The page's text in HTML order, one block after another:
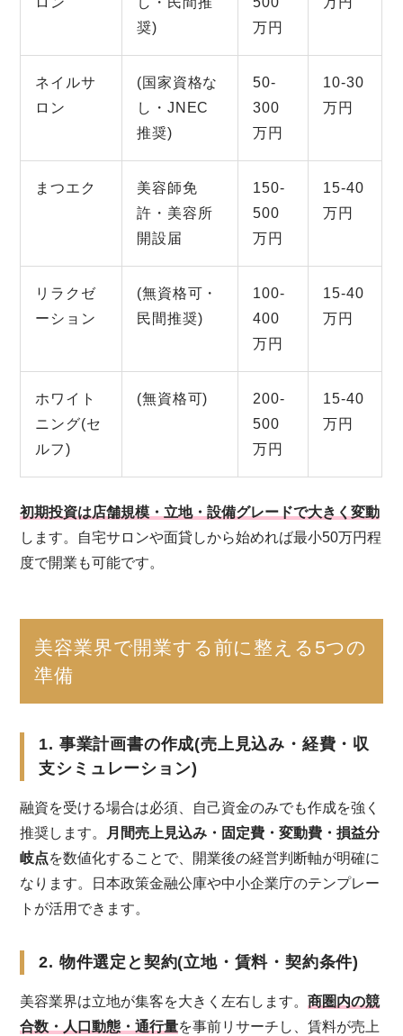
奨)
万円
ネイルサ
ロン
(国家資格な
し・JNEC
推奨)
50-
300
万円
10-30
万円
まつエク
美容師免
許・美容所
開設届
150-
500
万円
15-40
万円
リラクゼ
ーション
(無資格可・
民間推奨)
100-
400
万円
15-40
万円
ホワイト
ニング(セ
ルフ)
(無資格可)
200-
500
万円
15-40
万円
初期投資は店舗規模・立地・設備グレードで大きく変動
します。自宅サロンや面貸しから始めれば最小50万円程
度で開業も可能です。
美容業界で開業する前に整える5つの
準備
1. 事業計画書の作成(売上見込み・経費・収
支シミュレーション)
融資を受ける場合は必須、自己資金のみでも作成を強く
推奨します。
月間売上見込み・固定費・変動費・損益分
岐点を数値化することで、開業後の経営判断軸が明確に
なります。日本政策金融公庫や中小企業庁のテンプレー
トが活用できます。
2. 物件選定と契約(立地・賃料・契約条件)
美容業界は立地が集客を大きく左右します。商圏内の競
合数・人口動態・通行量を事前リサーチし、賃料が売上